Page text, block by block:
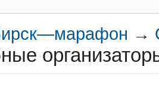
→